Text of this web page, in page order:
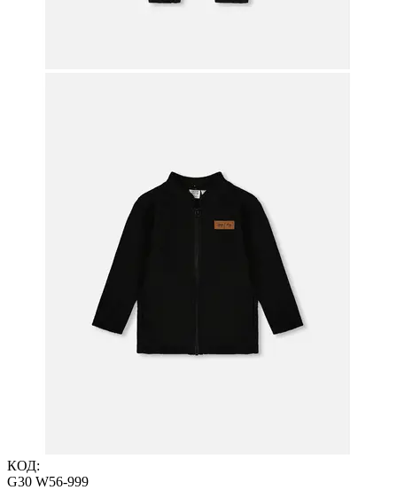
КОД:
G30 W56-999